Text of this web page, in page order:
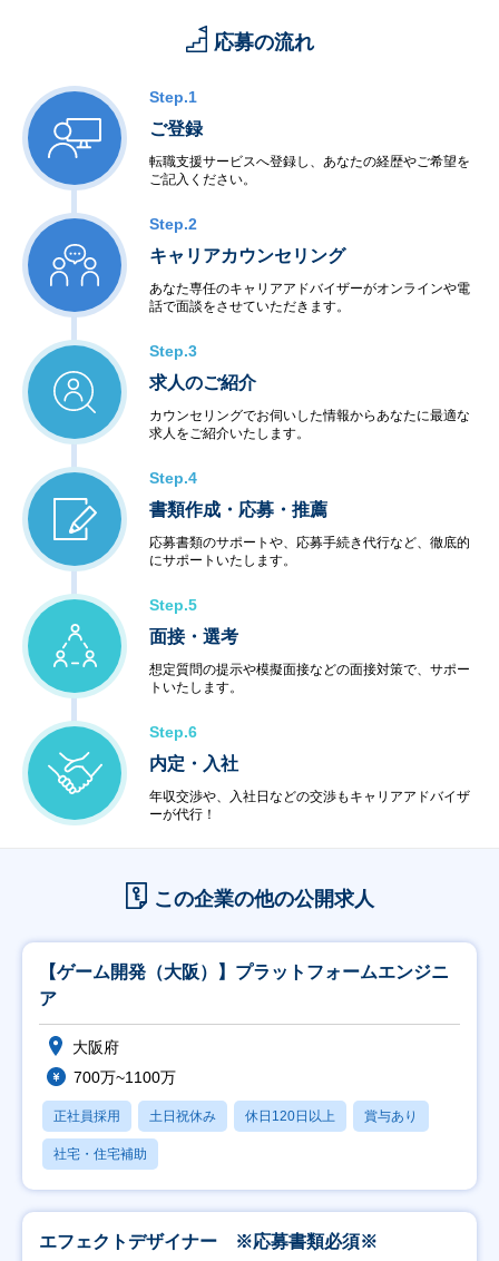
応募の流れ
Step.1
ご登録
転職支援サービスへ登録し、あなたの経歴やご希望を
ご記入ください。
Step.2
キャリアカウンセリング
あなた専任のキャリアアドバイザーがオンラインや電
話で面談をさせていただきます。
Step.3
求人のご紹介
カウンセリングでお伺いした情報からあなたに最適な
求人をご紹介いたします。
Step.4
書類作成・応募・推薦
応募書類のサポートや、応募手続き代行など、徹底的
にサポートいたします。
Step.5
面接・選考
想定質問の提示や模擬面接などの面接対策で、サポー
トいたします。
Step.6
内定・入社
年収交渉や、入社日などの交渉もキャリアアドバイザ
ーが代行！
この企業の他の公開求人
【ゲーム開発（大阪）】プラットフォームエンジニ
ア
大阪府
700万~1100万
正社員採用 土日祝休み 休日120日以上 賞与あり
社宅・住宅補助
エフェクトデザイナー ※応募書類必須※